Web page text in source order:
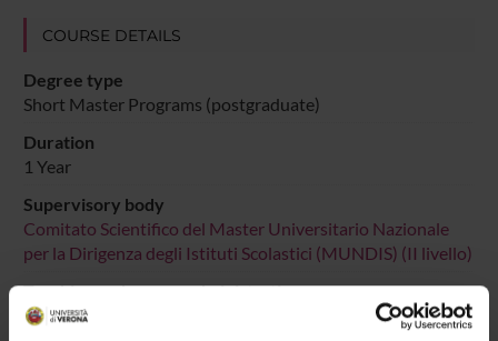
COURSE DETAILS
Degree type
Short Master Programs (postgraduate)
Duration
1 Year
Supervisory body
Comitato Scientifico del Master Universitario Nazionale
per la Dirigenza degli Istituti Scolastici (MUNDIS) (II livello)
Teaching and course administration
Operational unit